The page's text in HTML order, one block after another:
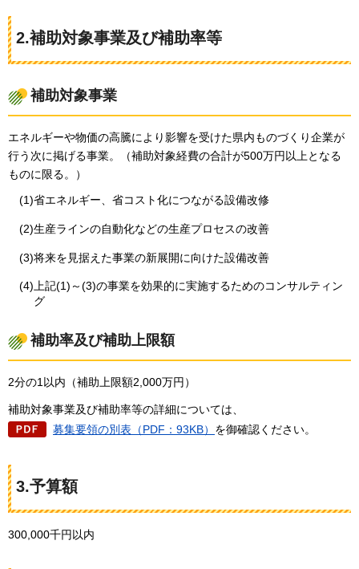
2.補助対象事業及び補助率等
補助対象事業
エネルギーや物価の高騰により影響を受けた県内ものづくり企業が
行う次に掲げる事業。（補助対象経費の合計が500万円以上となる
ものに限る。）
(1)省エネルギー、省コスト化につながる設備改修
(2)生産ラインの自動化などの生産プロセスの改善
(3)将来を見据えた事業の新展開に向けた設備改善
(4)上記(1)～(3)の事業を効果的に実施するためのコンサルティン
グ
補助率及び補助上限額
2分の1以内（補助上限額2,000万円）
補助対象事業及び補助率等の詳細については、
募集要領の別表（PDF：93KB） を御確認ください。
3.予算額
300,000千円以内